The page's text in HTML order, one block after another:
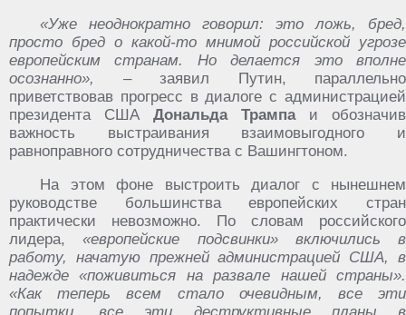
«Уже неоднократно говорил: это ложь, бред,
просто бред о какой-то мнимой российской угрозе
европейским странам. Но делается это вполне
осознанно», – заявил Путин, параллельно
приветствовав прогресс в диалоге с администрацией
президента США Дональда Трампа и обозначив
важность выстраивания взаимовыгодного и
равноправного сотрудничества с Вашингтоном.
На этом фоне выстроить диалог с нынешнем
руководстве большинства европейских стран
практически невозможно. По словам российского
лидера,«европейские подсвинки» включились в
работу, начатую прежней администрацией США, в
надежде «поживиться на развале нашей страны».
«Как теперь всем стало очевидным, все эти